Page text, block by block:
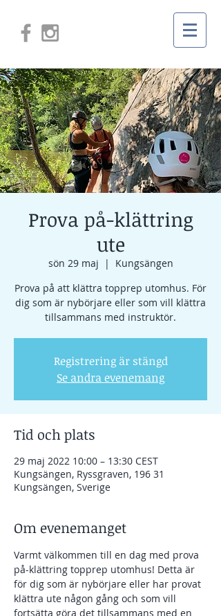
Prova på-klättring
ute
sön 29 maj
  |
Kungsängen
Prova på att klättra topprep utomhus. För
dig som är nybörjare eller som vill klättra
tillsammans med instruktör.
Registrering är stängd
Se andra evenemang
Tid och plats
29 maj 2022 10:00 – 13:30 CEST
Kungsängen, Ryssgraven, 196 31
Kungsängen, Sverige
Om evenemanget
Varmt välkommen till en dag med prova
på-klättring topprep utomhus! Detta är
för dig som är nybörjare eller har provat
klättra ute någon gång och som vill
fortsätta göra det tillsammans med en